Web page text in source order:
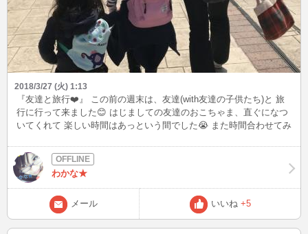
2018/3/27 (火) 1:13
『友達と旅行❤️』 この前の週末は、友達(with友達の子供たち)と 旅
行に行って来ました😊 はじましての友達のおこちゃま、直ぐになつ
いてくれて 楽しい時間はあっという間でした😭 また時間合わせてみ
わかな★
メール いいね +5